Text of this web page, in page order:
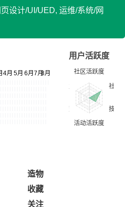
设计/UI/UED, 运维/系统/网
用户活跃度
造物
收藏
关注